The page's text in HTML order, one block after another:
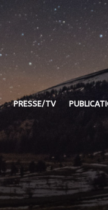
PRESSE/TV